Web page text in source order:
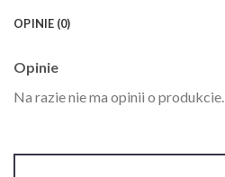
OPINIE (0)
Opinie
Na razie nie ma opinii o produkcie.